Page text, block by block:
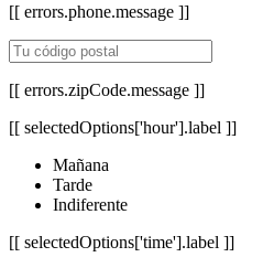
[[ errors.phone.message ]]
[[ errors.zipCode.message ]]
[[ selectedOptions['hour'].label ]]
Mañana
Tarde
Indiferente
[[ selectedOptions['time'].label ]]